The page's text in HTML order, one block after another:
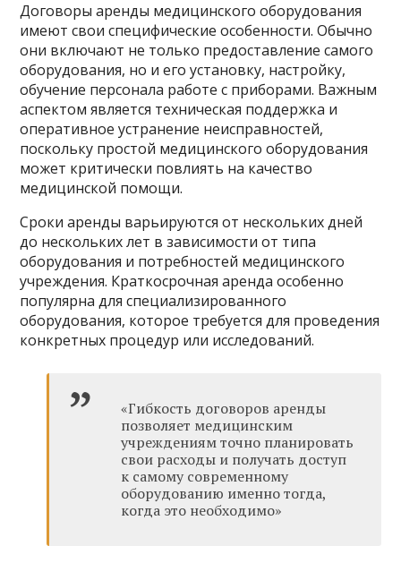
Договоры аренды медицинского оборудования
имеют свои специфические особенности. Обычно
они включают не только предоставление самого
оборудования, но и его установку, настройку,
обучение персонала работе с приборами. Важным
аспектом является техническая поддержка и
оперативное устранение неисправностей,
поскольку простой медицинского оборудования
может критически повлиять на качество
медицинской помощи.
Сроки аренды варьируются от нескольких дней
до нескольких лет в зависимости от типа
оборудования и потребностей медицинского
учреждения. Краткосрочная аренда особенно
популярна для специализированного
оборудования, которое требуется для проведения
конкретных процедур или исследований.
«Гибкость договоров аренды
позволяет медицинским
учреждениям точно планировать
свои расходы и получать доступ
к самому современному
оборудованию именно тогда,
когда это необходимо»